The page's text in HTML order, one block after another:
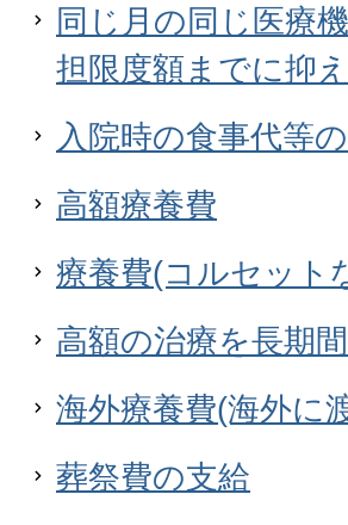
同じ月の同じ医療
担限度額までに抑
入院時の食事代等
高額療養費
療養費(コルセット
高額の治療を長期
海外療養費(海外に
葬祭費の支給